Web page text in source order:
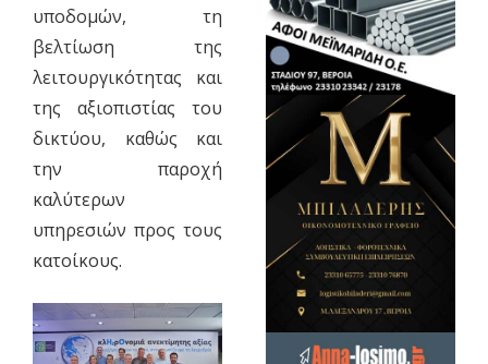
υποδομών, τη
βελτίωση της
λειτουργικότητας και
της αξιοπιστίας του
δικτύου, καθώς και
την παροχή
καλύτερων
υπηρεσιών προς τους
κατοίκους.